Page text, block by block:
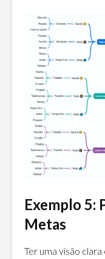
Exemplo 5:
Metas
Ter uma visão